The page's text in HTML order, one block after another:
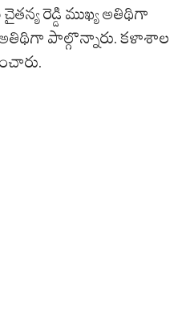
రెడ్డి ముఖ్య అతిథిగా
అతిథిగా పాల్గొన్నారు. కళాశాల